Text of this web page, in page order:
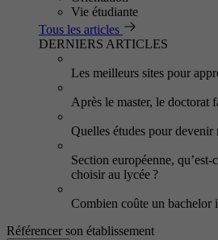
Vie étudiante
Tous les articles
DERNIERS ARTICLES
Les meilleurs sites pour
Après le master, le doctorat
Quelles études pour devenir
Section européenne,
choisir au lycée ?
Combien coûte un bachelor
Référencer son établissement